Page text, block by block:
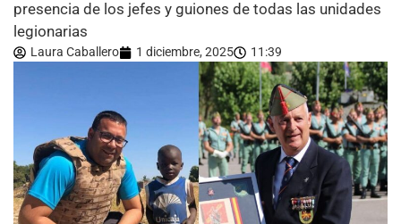
presencia de los jefes y guiones de todas las unidades
legionarias
Laura Caballero 1 diciembre, 2025 11:39